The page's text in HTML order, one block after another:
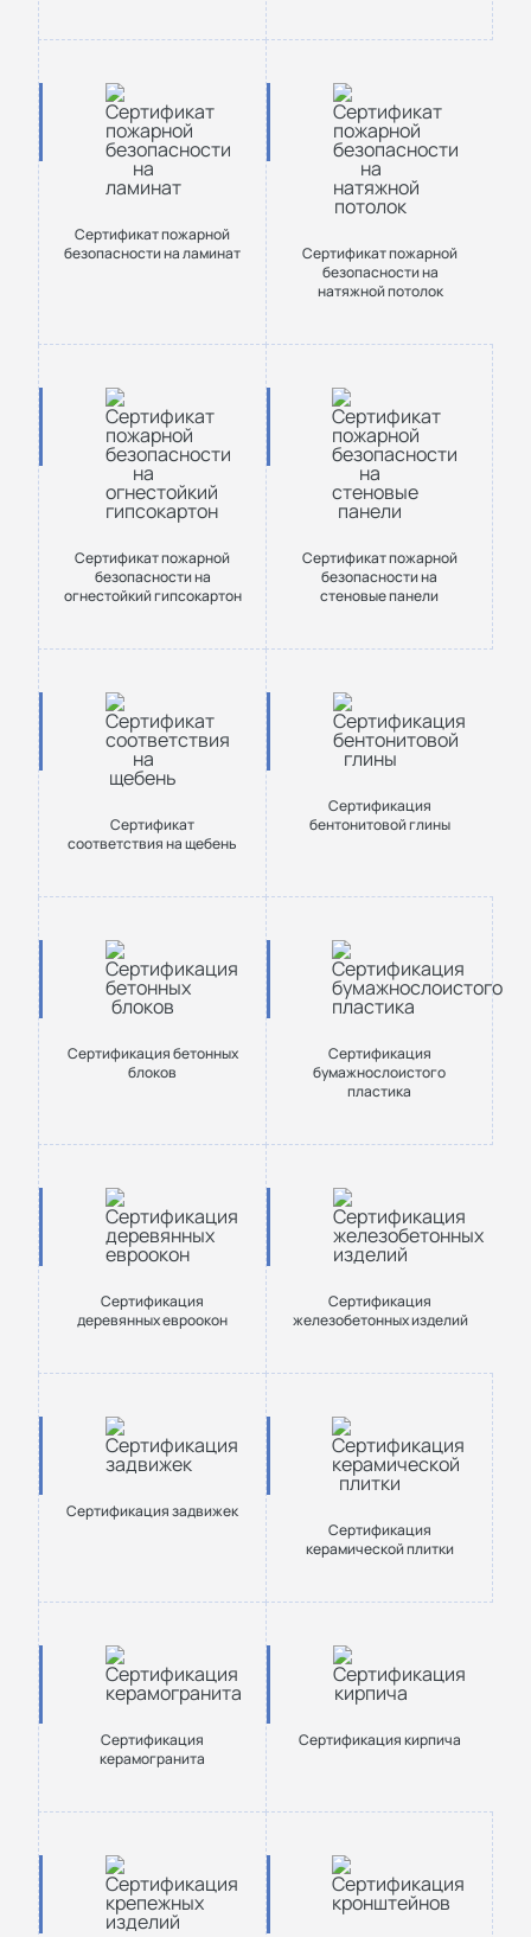
Сертификат пожарной
безопасности на ламинат
Сертификат пожарной
безопасности на
натяжной потолок
Сертификат пожарной
безопасности на
огнестойкий гипсокартон
Сертификат пожарной
безопасности на
стеновые панели
Сертификат
соответствия на щебень
Сертификация
бентонитовой глины
Сертификация бетонных
блоков
Сертификация
бумажнослоистого
пластика
Сертификация
деревянных евроокон
Сертификация
железобетонных изделий
Сертификация задвижек
Сертификация
керамической плитки
Сертификация
керамогранита
Сертификация кирпича